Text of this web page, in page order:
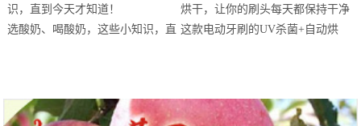
站欢乐开跑
选酸奶、喝酸奶，这些小知识，直 这款电动牙刷的UV杀菌+自动烘